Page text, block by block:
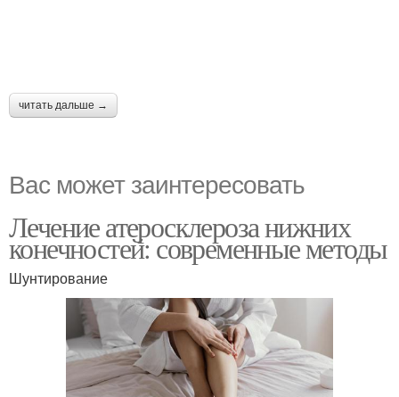
читать дальше →
Вас может заинтересовать
Лечение атеросклероза нижних
конечностей: современные методы
Шунтирование